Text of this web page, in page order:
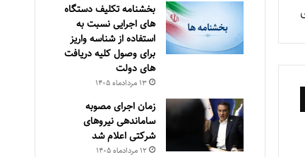
بخشنامه تکلیف دستگاه
های اجرایی نسبت به
استفاده از شناسه واریز
برای وصول کلیه دریافت
های دولت
۱۳ مرداد‌ماه ۱۴۰۵
زمان اجرای مصوبه
ساماندهی نیروهای
شرکتی اعلام شد
۱۲ مرداد‌ماه ۱۴۰۵